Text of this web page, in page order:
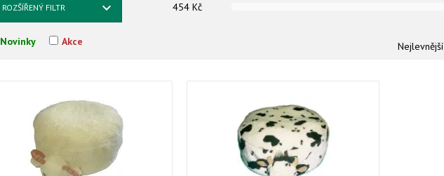
ROZŠÍŘENÝ FILTR 454 Kč
Novinky Akce Nejlevnější